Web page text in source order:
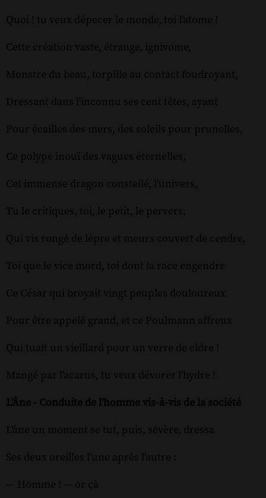
Quoi ! tu veux dépecer le monde, toi l'atome !
Cette création vaste, étrange, ignivome,
Monstre du beau, torpille au contact foudroyant,
Dressant dans l'inconnu ses cent têtes, ayant
Pour écailles des mers, des soleils pour prunelles,
Ce polype inouï des vagues éternelles,
Cet immense dragon constellé, l'univers,
Tu le critiques, toi, le petit, le pervers,
Qui vis rongé de lèpre et meurs couvert de cendre,
Toi que le vice mord, toi dont la race engendre
Ce César qui broyait vingt peuples douloureux
Pour être appelé grand, et ce Poulmann affreux
Qui tuait un vieillard pour un verre de cidre !
Mangé par l'acarus, tu veux dévorer l'hydre !
L'Âne - Conduite de l'homme vis-à-vis de la société
L'âne un moment se tut, puis, sévère, dressa
Ses deux oreilles l'une après l'autre :
— Homme ! — or çà